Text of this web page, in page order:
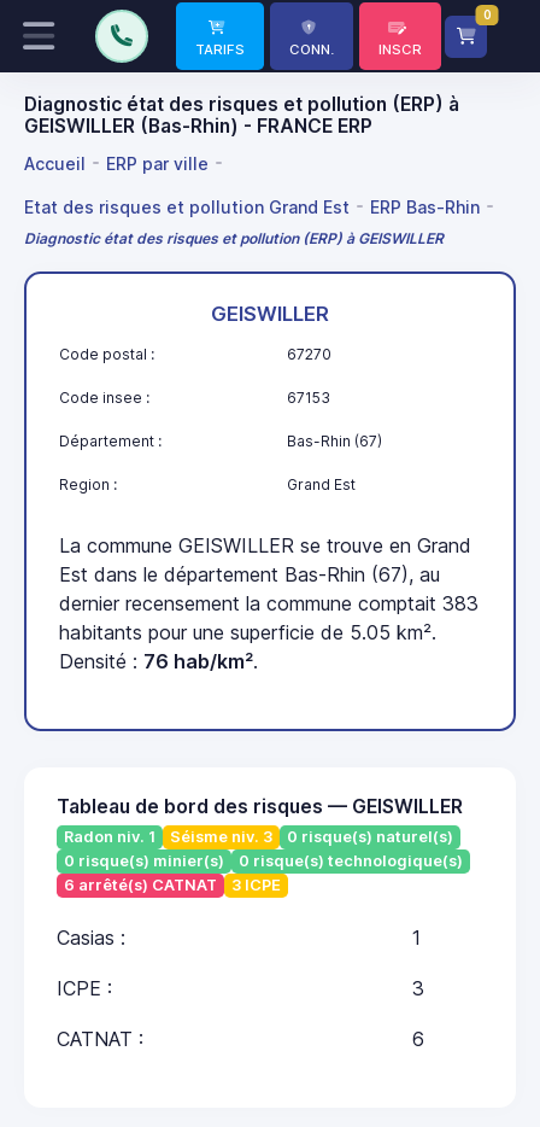
TARIFS CONN. INSCR
0
Diagnostic état des risques et pollution (ERP) à
GEISWILLER (Bas-Rhin) - FRANCE ERP
Accueil ERP par ville
Etat des risques et pollution Grand Est ERP Bas-Rhin
Diagnostic état des risques et pollution (ERP) à GEISWILLER
GEISWILLER
Code postal : 67270
Code insee : 67153
Département : Bas-Rhin (67)
Region : Grand Est
La commune GEISWILLER se trouve en Grand
Est dans le département Bas-Rhin (67), au
dernier recensement la commune comptait 383
habitants pour une superficie de 5.05 km².
Densité : 76 hab/km².
Tableau de bord des risques — GEISWILLER
Radon niv. 1 Séisme niv. 3
0 risque(s) naturel(s)
0 risque(s) minier(s)
0 risque(s) technologique(s)
6 arrêté(s) CATNAT
3 ICPE
Casias : 1
ICPE : 3
CATNAT : 6